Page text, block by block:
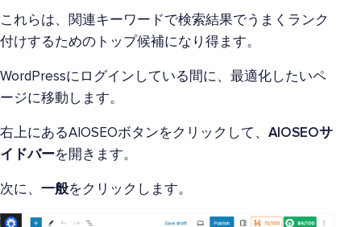
これらは、関連キーワードで検索結果でうまくランク
付けするためのトップ候補になり得ます。
WordPressにログインしている間に、最適化したいペ
ージに移動します。
右上にあるAIOSEOボタンをクリックして、 AIOSEOサ
イドバーを開きます。
次に、 一般をクリックします。